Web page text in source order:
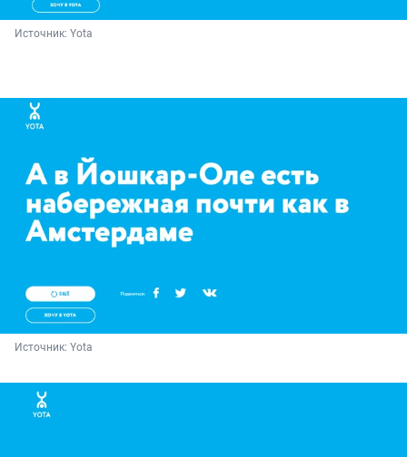
Источник: Yota
Источник: Yota